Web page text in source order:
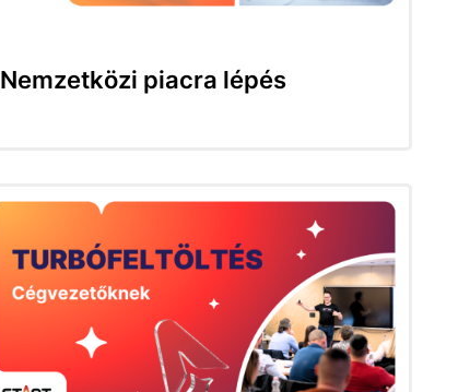
Nemzetközi piacra lépés